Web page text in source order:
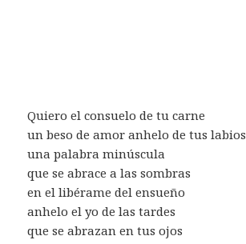
Quiero el consuelo de tu carne
un beso de amor anhelo de tus labios
una palabra minúscula
que se abrace a las sombras
en el libérame del ensueño
anhelo el yo de las tardes
que se abrazan en tus ojos